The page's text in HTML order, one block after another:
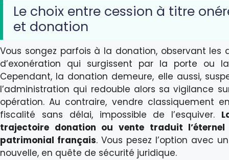
Le choix entre cession à titre
et donation
Vous songez parfois à la donation, observant les
d’exonération qui surgissent par la porte ou
Cependant, la donation demeure, elle aussi,
l’administration qui redouble alors sa vigilance
opération. Au contraire, vendre classiquement
fiscalité sans délai, impossible de l’esquiver.
trajectoire donation ou vente traduit l’éternel
patrimonial français. Vous pesez l’option avec
nouvelle, en quête de sécurité juridique.